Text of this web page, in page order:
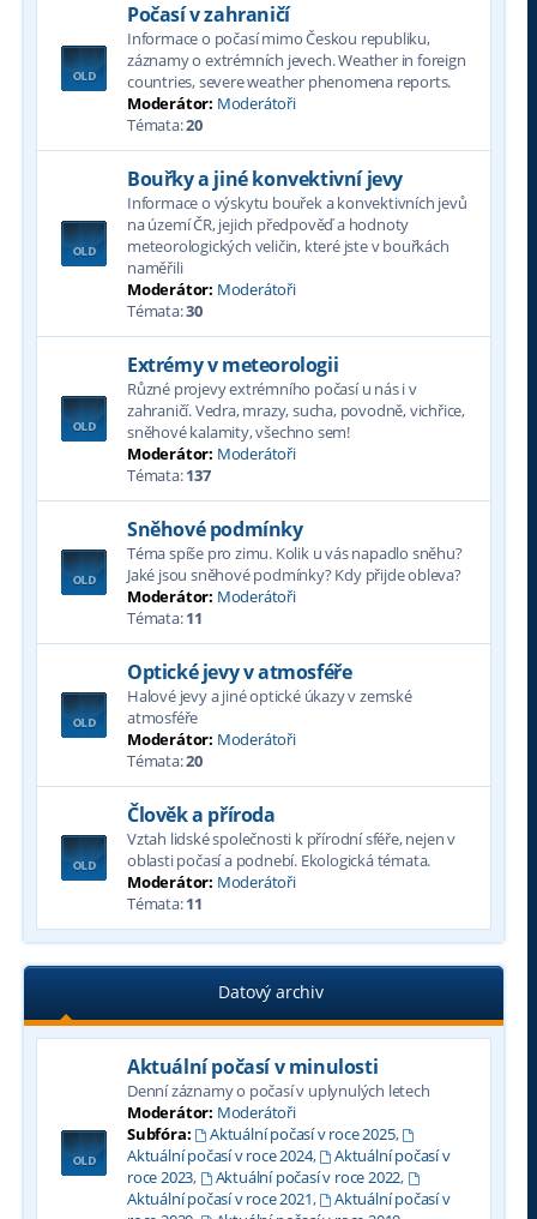
Počasí v zahraničí
Informace o počasí mimo Českou republiku,
záznamy o extrémních jevech. Weather in foreign
countries, severe weather phenomena reports.
Moderátor: Moderátoři
Témata:20
Bouřky a jiné konvektivní jevy
Informace o výskytu bouřek a konvektivních jevů
na území ČR, jejich předpověď a hodnoty
meteorologických veličin, které jste v bouřkách
naměřili
Moderátor: Moderátoři
Témata:30
Extrémy v meteorologii
Různé projevy extrémního počasí u nás i v
zahraničí. Vedra, mrazy, sucha, povodně, vichřice,
sněhové kalamity, všechno sem!
Moderátor: Moderátoři
Témata:137
Sněhové podmínky
Téma spíše pro zimu. Kolik u vás napadlo sněhu?
Jaké jsou sněhové podmínky? Kdy přijde obleva?
Moderátor: Moderátoři
Témata:11
Optické jevy v atmosféře
Halové jevy a jiné optické úkazy v zemské
atmosféře
Moderátor: Moderátoři
Témata:20
Člověk a příroda
Vztah lidské společnosti k přírodní sféře, nejen v
oblasti počasí a podnebí. Ekologická témata.
Moderátor: Moderátoři
Témata:11
Datový archiv
Aktuální počasí v minulosti
Denní záznamy o počasí v uplynulých letech
Moderátor: Moderátoři
Subfóra:
Aktuální počasí v roce 2025,
Aktuální počasí v roce 2024,
Aktuální počasí v
roce 2023, Aktuální počasí v roce 2022,
Aktuální počasí v roce 2021,
Aktuální počasí v